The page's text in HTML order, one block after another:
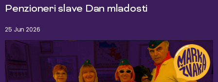
Penzioneri slave Dan mladosti
25 Jun 2026